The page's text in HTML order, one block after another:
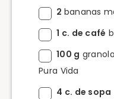
2 bananas
1 c. de café
100 g
Pura Vida
4 c. de sopa